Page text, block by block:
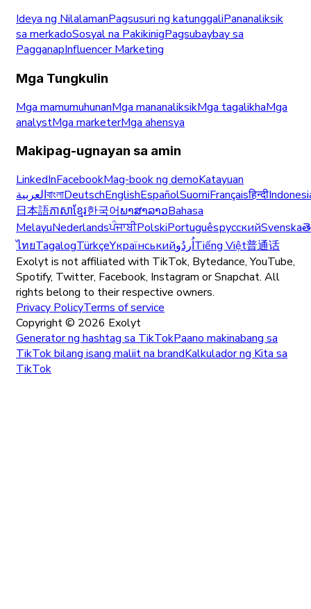
Ideya ng NilalamanPagsusuri ng katunggaliPananaliksik
sa merkadoSosyal na PakikinigPagsubaybay sa
PagganapInfluencer Marketing
Mga Tungkulin
Mga mamumuhunanMga mananaliksikMga tagalikhaMga
analystMga marketerMga ahensya
Makipag-ugnayan sa amin
LinkedInFacebookMag-book ng demoKatayuan
العربيةবাংলাDeutschEnglishEspañolSuomiFrançaisहिन्दी
日本語ភាសាខ្មែរ한국어ພາສາລາວBahasa
MelayuNederlandsਪੰਜਾਬੀPolskiPortuguêsрусскийSvenska
ไทยTagalogTürkçeYкраїнськийاُردُوTiếng Việt普通话
Exolyt is not affiliated with TikTok, Bytedance, YouTube,
Spotify, Twitter, Facebook, Instagram or Snapchat. All
rights belong to their respective owners.
Privacy PolicyTerms of service
Copyright © 2026 Exolyt
Generator ng hashtag sa TikTokPaano makinabang sa
TikTok bilang isang maliit na brandKalkulador ng Kita sa
TikTok